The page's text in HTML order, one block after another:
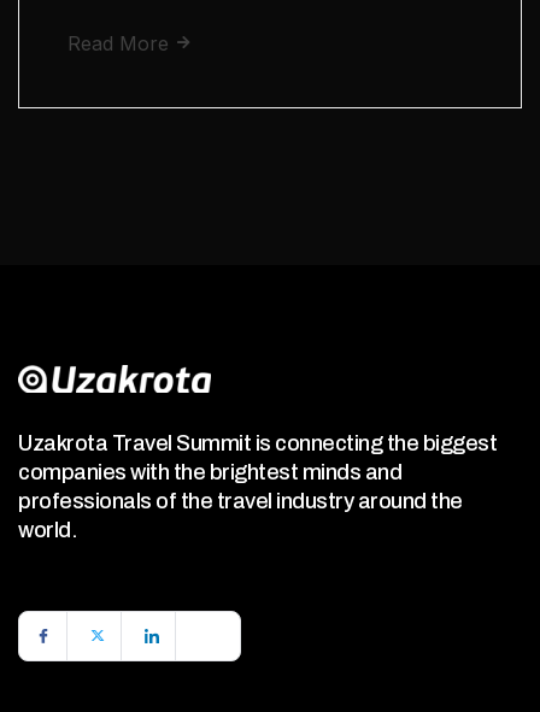
Read More
Uzakrota Travel Summit is connecting the biggest
companies with the brightest minds and
professionals of the travel industry around the
world.